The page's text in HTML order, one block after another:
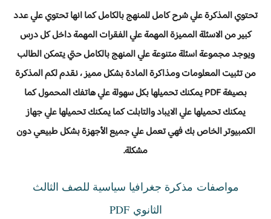
تحتوي المذكرة علي شرح كامل للمنهج بالكامل كما انها تحتوي علي عدد
كبير من الاسئلة المميزة المهمة علي الفقرات المهمة داخل كل درس
ويوجد مجموعة اسئلة متنوعة علي المنهج بالكامل حتي يتمكن الطالب
من تثبيت المعلومات ومذاكرة المادة بشكل مميز ، نقدم لكم المذكرة
بصيغة PDF يمكنك تحميلها بكل سهولة علي هاتفك المحمول كما
يمكنك تحميلها علي الايباد والتابلت كما يمكنك تحميلها علي جهاز
الكمبيوتر الخاص بك فهي تعمل علي جميع الأجهزة بشكل طبيعي دون
مشكلة.
مواصفات مذكرة جغرافيا سياسية للصف الثالث
الثانوي PDF